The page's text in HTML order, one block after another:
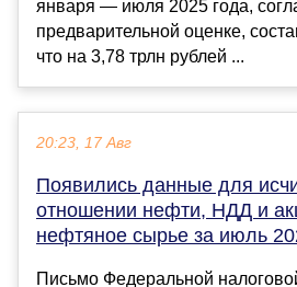
января — июля 2025 года,
предварительной оценке,
что на 3,78 трлн рублей ...
20:23, 17 Авг
Появились данные для
отношении нефти, НДД и
нефтяное сырье за июль
Письмо Федеральной